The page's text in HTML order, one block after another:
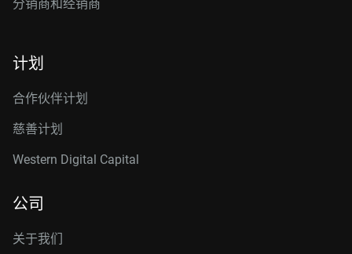
分销商和经销商
计划
合作伙伴计划
慈善计划
Western Digital Capital
公司
关于我们